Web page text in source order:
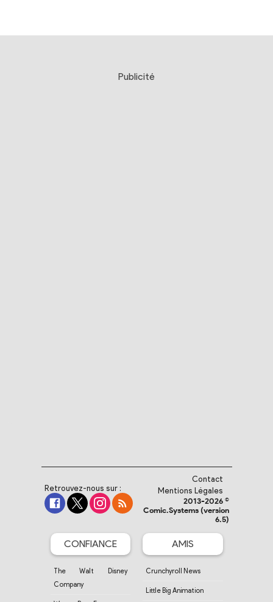
Publicité
Retrouvez-nous sur :
Contact
Mentions Légales
2013-2026 ©
Comic.Systems (version
6.5)
CONFIANCE
The Walt Disney
Company
AMIS
Crunchyroll News
Little Big Animation